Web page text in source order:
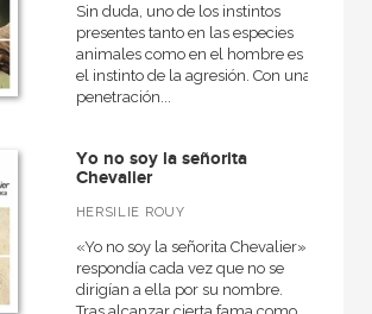
Sin duda, uno de los instintos
presentes tanto en las especies
animales como en el hombre es
el instinto de la agresión. Con una
penetración...
Yo no soy la señorita
Chevalier
HERSILIE ROUY
«Yo no soy la señorita Chevalier»
respondía cada vez que no se
dirigían a ella por su nombre.